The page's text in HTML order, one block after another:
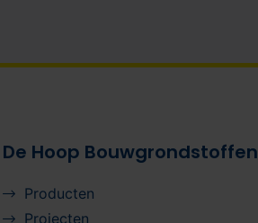
De Hoop Bouwgrondstoffen
Producten
Projecten